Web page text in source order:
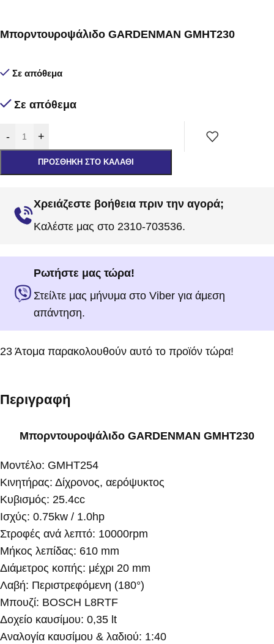
Μπορντουροψάλιδο GARDENMAN GMHT230
Σε απόθεμα
Σε απόθεμα
- +
ΠΡΟΣΘΉΚΗ ΣΤΟ ΚΑΛΆΘΙ
Χρειάζεστε βοήθεια πριν την αγορά;
Καλέστε μας στο 2310-703536.
Ρωτήστε μας τώρα!
Στείλτε μας μήνυμα στο Viber για άμεση
απάντηση.
23 Άτομα παρακολουθούν αυτό το προϊόν τώρα!
Περιγραφή
Μπορντουροψάλιδο GARDENMAN GMHT230
Μοντέλο: GMHT254
Κινητήρας: Δίχρονος, αερόψυκτος
Κυβισμός: 25.4cc
Ισχύς: 0.75kw / 1.0hp
Στροφές ανά λεπτό: 10000rpm
Μήκος λεπίδας: 610 mm
Διάμετρος κοπής: μέχρι 20 mm
Λαβή: Περιστρεφόμενη (180°)
Μπουζί: BOSCH L8RTF
Δοχείο καυσίμου: 0,35 lt
Αναλογία καυσίμου & λαδιού: 1:40